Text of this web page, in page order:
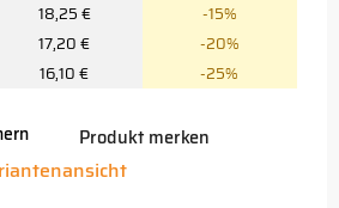
18,25 €
-15%
17,20 €
-20%
16,10 € -25%
Platzhalter
Button
Produkt merken